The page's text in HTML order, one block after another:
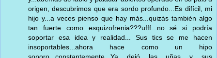
origen, descubrimos que era sordo profundo...Es difícil, mi
hijo y...a veces pienso que hay más...quizás también algo
tan fuerte como esquizofrenia???ufff...no sé si podría
soportar esa idea y realidad... Sus tics se me hacen
insoportables...ahora hace como un hipo